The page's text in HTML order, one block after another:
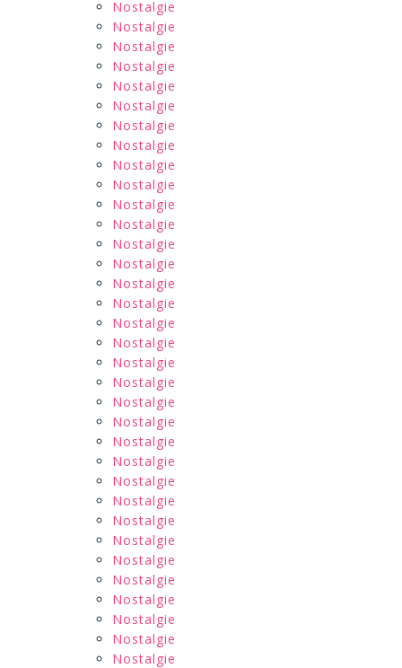
Nostalgie
Nostalgie
Nostalgie
Nostalgie
Nostalgie
Nostalgie
Nostalgie
Nostalgie
Nostalgie
Nostalgie
Nostalgie
Nostalgie
Nostalgie
Nostalgie
Nostalgie
Nostalgie
Nostalgie
Nostalgie
Nostalgie
Nostalgie
Nostalgie
Nostalgie
Nostalgie
Nostalgie
Nostalgie
Nostalgie
Nostalgie
Nostalgie
Nostalgie
Nostalgie
Nostalgie
Nostalgie
Nostalgie
Nostalgie